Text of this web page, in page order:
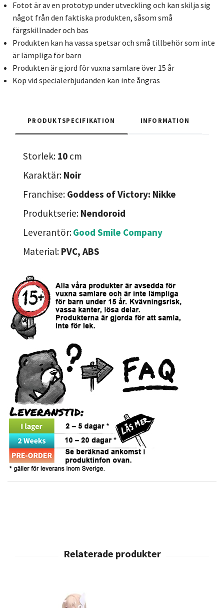
Fotot är av en prototyp under utveckling och kan skilja sig
något från den faktiska produkten, såsom små
färgskillnader och bas
Produkten kan ha vassa spetsar och små tillbehör som inte
är lämpliga för barn
Produkten är gjord för vuxna samlare över 15 år
Köp vid specialerbjudanden kan inte ångras
PRODUKTSPECIFIKATION INFORMATION
Storlek: 10 cm
Karaktär: Noir
Franchise: Goddess of Victory: Nikke
Produktserie: Nendoroid
Leverantör:Good Smile Company
Material: PVC, ABS